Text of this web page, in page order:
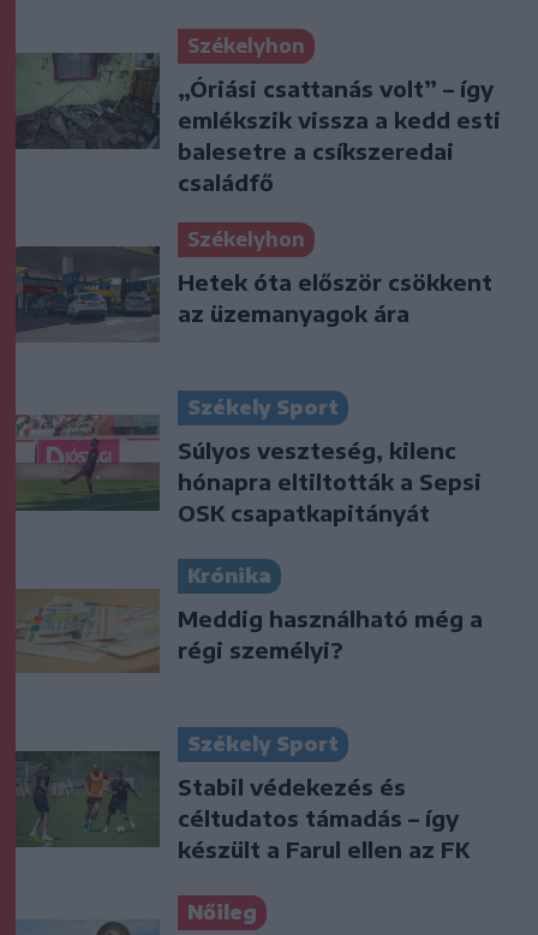
Székelyhon
„Óriási csattanás volt” – így
emlékszik vissza a kedd esti
balesetre a csíkszeredai
családfő
Székelyhon
Hetek óta először csökkent
az üzemanyagok ára
Székely Sport
Súlyos veszteség, kilenc
hónapra eltiltották a Sepsi
OSK csapatkapitányát
Krónika
Meddig használható még a
régi személyi?
Székely Sport
Stabil védekezés és
céltudatos támadás – így
készült a Farul ellen az FK
Nőileg